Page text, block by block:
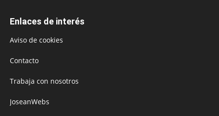
Enlaces de interés
Aviso de cookies
Contacto
Trabaja con nosotros
JoseanWebs